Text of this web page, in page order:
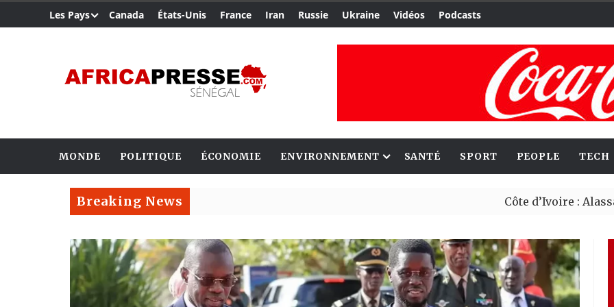
Les Pays Canada États-Unis France Iran Russie Ukraine Vidéos Podcasts
MONDE POLITIQUE ÉCONOMIE ENVIRONNEMENT SANTÉ SPORT PEOPLE TECH
Breaking News Côte d’Ivoire : Alassane